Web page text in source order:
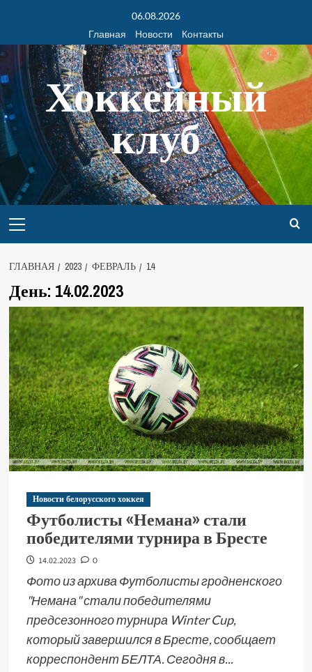
06.08.2026
Главная
Новости Контакты
Хоккейный
клуб
ГЛАВНАЯ 2023 ФЕВРАЛЬ 14
День: 14.02.2023
Новости белорусского хоккея
Футболисты «Немана» стали
победителями турнира в Бресте
14.02.2023 0
Фото из архива Футболисты гродненского
"Немана" стали победителями
предсезонного турнира Winter Cup,
который завершился в Бресте, сообщает
корреспондент БЕЛТА. Сегодня в...